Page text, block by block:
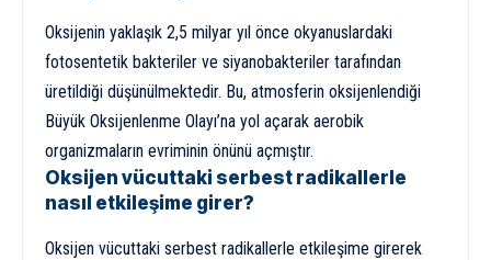
Oksijenin yaklaşık 2,5 milyar yıl önce okyanuslardaki
fotosentetik bakteriler ve siyanobakteriler tarafından
üretildiği düşünülmektedir. Bu, atmosferin oksijenlendiği
Büyük Oksijenlenme Olayı’na yol açarak aerobik
organizmaların evriminin önünü açmıştır.
Oksijen vücuttaki serbest radikallerle
nasıl etkileşime girer?
Oksijen vücuttaki serbest radikallerle etkileşime girerek